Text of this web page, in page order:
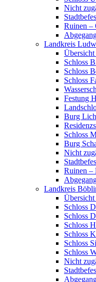
Nicht
Ruinen –
Landkreis
Schloss
Schloss
Schloss
Festung
Burg
Schloss
Burg
Nicht
Ruinen –
Landkreis
Schloss
Schloss
Schloss
Schloss
Schloss
Schloss
Nicht